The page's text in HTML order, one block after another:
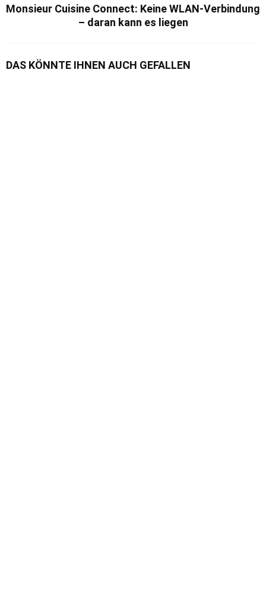
Monsieur Cuisine Connect: Keine WLAN-Verbindung
– daran kann es liegen
DAS KÖNNTE IHNEN AUCH GEFALLEN